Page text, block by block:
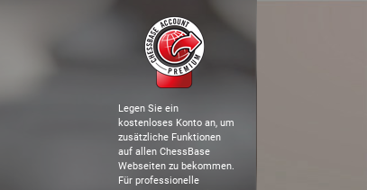
Legen Sie ein
kostenloses Konto an, um
zusätzliche Funktionen
auf allen ChessBase
Webseiten zu bekommen.
Für professionelle